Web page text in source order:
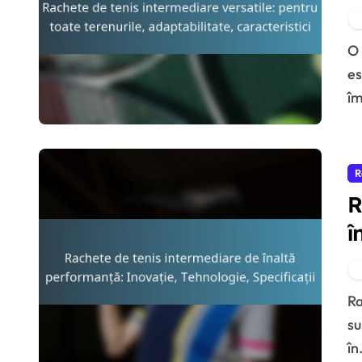
O rachetă de tenis intermediară versatilă este
Rachetele de tenis intermediare de înaltă performanță